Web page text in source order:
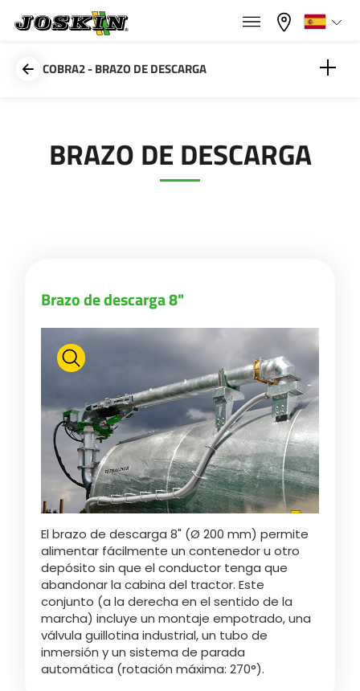
Menu
GAMA
ENCONTRAR & COMPRAR
MUNDO JOSKIN
FAN SHOP
PARTS BOOK
OFERTAS DE EMPLEO
CONTACTO
×
×
Seleccione su idioma
English
Español
Polski
Descargar el folleto
Italiano
Dansk
Română
Suomi
COBRA2 - BRAZO DE DESCARGA
BRAZO DE DESCARGA
Brazo de descarga 8"
El brazo de descarga 8" (Ø 200 mm) permite
alimentar fácilmente un contenedor u otro
depósito sin que el conductor tenga que
abandonar la cabina del tractor. Este
conjunto (a la derecha en el sentido de la
marcha) incluye un montaje empotrado, una
válvula guillotina industrial, un tubo de
inmersión y un sistema de parada
automática (rotación máxima: 270°).